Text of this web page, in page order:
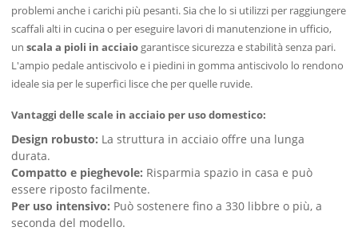
problemi anche i carichi più pesanti. Sia che lo si utilizzi per raggiungere
scaffali alti in cucina o per eseguire lavori di manutenzione in ufficio,
unscala a pioli in acciaio garantisce sicurezza e stabilità senza pari.
L'ampio pedale antiscivolo e i piedini in gomma antiscivolo lo rendono
ideale sia per le superfici lisce che per quelle ruvide.
Vantaggi delle scale in acciaio per uso domestico:
Design robusto: La struttura in acciaio offre una lunga
durata.
Compatto e pieghevole: Risparmia spazio in casa e può
essere riposto facilmente.
Per uso intensivo: Può sostenere fino a 330 libbre o più, a
seconda del modello.